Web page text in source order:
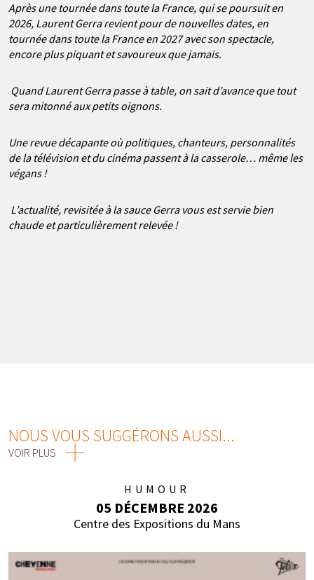
Après une tournée dans toute la France, qui se poursuit en
2026, Laurent Gerra revient pour de nouvelles dates, en
tournée dans toute la France en 2027 avec son spectacle,
encore plus piquant et savoureux que jamais.
Quand Laurent Gerra passe à table, on sait d’avance que tout
sera mitonné aux petits oignons.
Une revue décapante où politiques, chanteurs, personnalités
de la télévision et du cinéma passent à la casserole… même les
végans !
L’actualité, revisitée à la sauce Gerra vous est servie bien
chaudeet particulièrement relevée !
NOUS VOUS SUGGÉRONS AUSSI...
VOIR PLUS
HUMOUR
05 DÉCEMBRE 2026
Centre des Expositions du Mans